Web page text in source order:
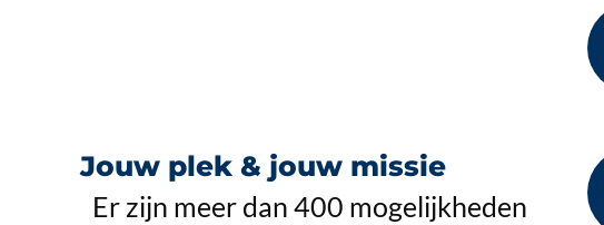
Jouw plek & jouw missie
Er zijn meer dan 400 mogelijkheden